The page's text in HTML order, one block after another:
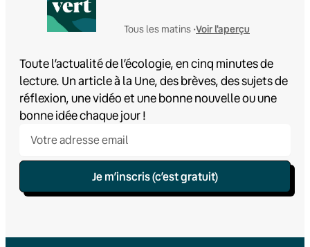
Tous les matins •Voir l'aperçu
Toute l’actualité de l’écologie, en cinq minutes de
lecture. Un article à la Une, des brèves, des sujets de
réflexion, une vidéo et une bonne nouvelle ou une
bonne idée chaque jour !
Je m’inscris (c’est gratuit)